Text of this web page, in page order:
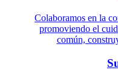
Colaboramos en la
promoviendo el
común,